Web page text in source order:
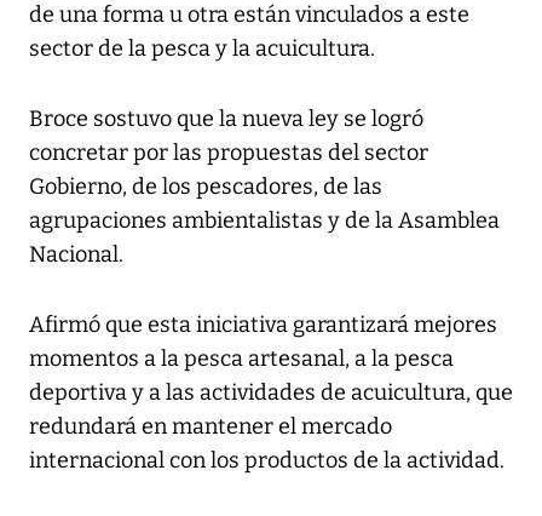
de una forma u otra están vinculados a este
sector de la pesca y la acuicultura.
Broce sostuvo que la nueva ley se logró
concretar por las propuestas del sector
Gobierno, de los pescadores, de las
agrupaciones ambientalistas y de la Asamblea
Nacional.
Afirmó que esta iniciativa garantizará mejores
momentos a la pesca artesanal, a la pesca
deportiva y a las actividades de acuicultura, que
redundará en mantener el mercado
internacional con los productos de la actividad.